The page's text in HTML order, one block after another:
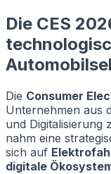
Die CES
Die Consumer
Unternehmen aus
und Digitalisierung
nahm eine
sich auf
digitale